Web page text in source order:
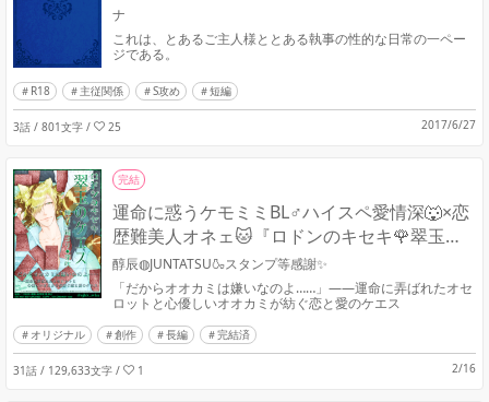
ナ
これは、とあるご主人様ととある執事の性的な日常の一ペー
ジである。
R18 主従関係 S攻め 短編
3話 / 801文字 / 25 2017/6/27
完結
運命に惑うケモミミBL♂ハイスペ愛情深🐺×恋
歴難美人オネェ🐱『ロドンのキセキ🌹翠玉の
ケエス』
醇辰◍JUNTATSU🍶スタンプ等感謝✨
「だからオオカミは嫌いなのよ……」――運命に弄ばれたオセ
ロットと心優しいオオカミが紡ぐ恋と愛のケエス
オリジナル 創作 長編 完結済
31話 / 129,633文字 / 1 2/16